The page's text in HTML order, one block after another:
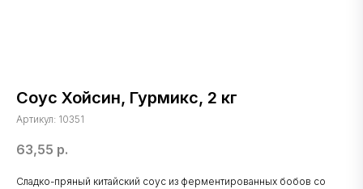
Соус Хойсин, Гурмикс, 2 кг
Артикул: 10351
63,55 р.
Сладко-пряный китайский соус из ферментированных бобов со